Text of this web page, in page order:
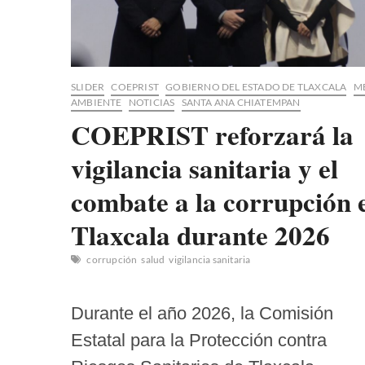
SLIDER COEPRIST GOBIERNO DEL ESTADO DE TLAXCALA
AMBIENTE
NOTICIAS SANTA ANA CHIATEMPAN
COEPRIST reforzará la
vigilancia sanitaria y el
combate a la corrupción
Tlaxcala durante 2026
corrupción salud vigilancia sanitaria
Durante el año 2026, la Comisión
Estatal para la Protección contra